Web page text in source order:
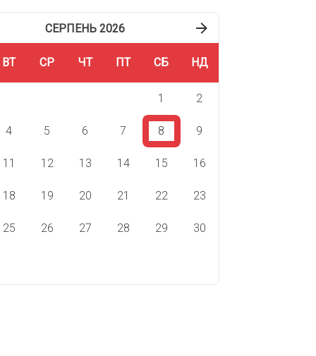
СЕРПЕНЬ 2026
ВТ СР ЧТ ПТ СБ НД
1 2
4 5 6 7 8 9
11 12 13 14 15 16
18 19 20 21 22 23
25 26 27 28 29 30